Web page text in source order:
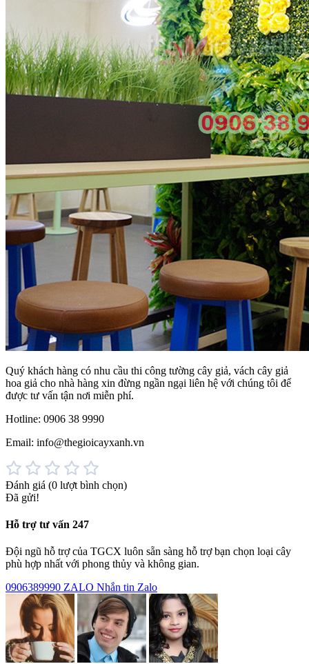
Quý khách hàng có nhu cầu thi công tường cây giả, vách cây giả
hoa giả cho nhà hàng xin đừng ngần ngại liên hệ với chúng tôi để
được tư vấn tận nơi miễn phí.
Hotline: 0906 38 9990
Email: info@thegioicayxanh.vn
Đánh giá (0 lượt bình chọn)
Đã gửi!
Hỗ trợ tư vấn 247
Đội ngũ hỗ trợ của TGCX luôn sẵn sàng hỗ trợ bạn chọn loại cây
phù hợp nhất với phong thủy và không gian.
0906389990 ZALO Nhắn tin Zalo